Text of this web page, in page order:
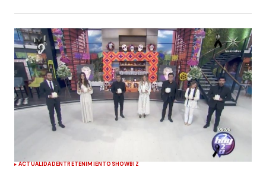
ACTUALIDAD ENTRETENIMIENTO SHOWBIZ